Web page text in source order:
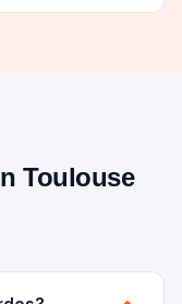
Toulouse